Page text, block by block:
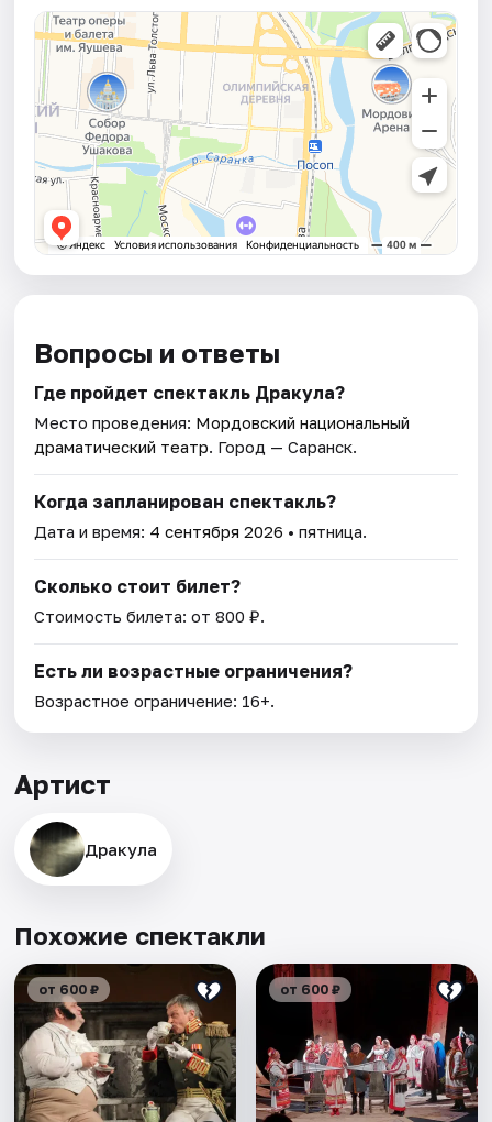
Вопросы и ответы
Где пройдет спектакль Дракула?
Место проведения: Мордовский национальный
драматический театр. Город — Саранск.
Когда запланирован спектакль?
Дата и время: 4 сентября 2026 • пятница.
Сколько стоит билет?
Стоимость билета: от 800 ₽.
Есть ли возрастные ограничения?
Возрастное ограничение: 16+.
Артист
Дракула
Похожие спектакли
от 600 ₽ от 600 ₽